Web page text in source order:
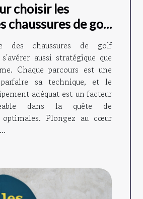
choisir les
chaussures de golf
votre style de jeu
des chaussures de golf
aussi stratégique que
Chaque parcours est une
sa technique, et le
adéquat est un facteur
dans la quête de
optimales. Plongez au cœur